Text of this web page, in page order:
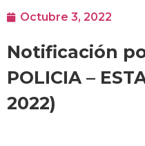
Octubre 3, 2022
Notificación
POLICIA –
2022)